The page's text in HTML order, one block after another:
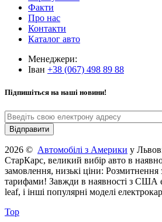
Факти
Про нас
Контакти
Каталог авто
Менеджери:
Іван +38 (067) 498 89 88
Підпишіться на наші новини!
2026 © Автомобілі з Америки у
СтарКарс, великий вибір авто в
замовлення, низькі ціни: Розмитнення
тарифами! Завжди в наявності з США
leaf, і інші популярні моделі
Top